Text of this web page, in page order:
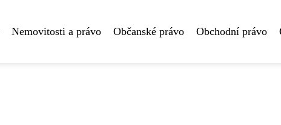
Nemovitosti a právo Občanské právo Obchodní právo